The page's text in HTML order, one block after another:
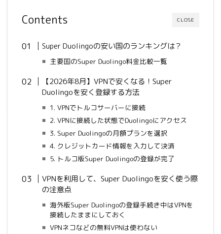
CLOSE
Contents
Super Duolingoの安い国のランキングは？
主要国のSuper Duolingo料金比較一覧
【2026年8月】VPNで安くなる！Super
Duolingoを安く登録する方法
1. VPNでトルコサーバーに接続
2. VPNに接続した状態でDuolingoにアクセス
3. Super Duolingoの月額プランを選択
4. クレジットカード情報を入力して決済
5. トルコ版Super Duolingoの登録が完了
VPNを利用して、Super Duolingoを安く使う際
の注意点
海外版Super Duolingoの登録手続き中はVPNを
接続したままにしておく
VPNネコなどの無料VPNは使わない